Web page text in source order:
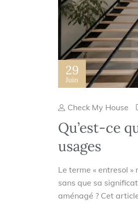
29
Juin
Check My House
Qu’est-ce
usages
Le terme « entresol
sans que sa
aménagé ? Cet